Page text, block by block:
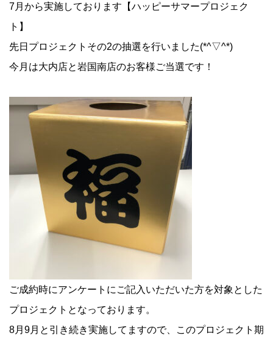
7月から実施しております【ハッピーサマープロジェク
ト】
先日プロジェクトその2の抽選を行いました(*^▽^*)
今月は大内店と岩国南店のお客様ご当選です！
ご成約時にアンケートにご記入いただいた方を対象とした
プロジェクトとなっております。
8月9月と引き続き実施してますので、このプロジェクト期